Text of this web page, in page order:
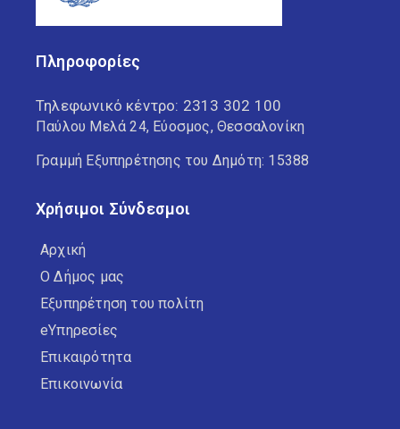
Πληροφορίες
Τηλεφωνικό κέντρο: 2313 302 100
Παύλου Μελά 24, Εύοσμος, Θεσσαλονίκη
Γραμμή Εξυπηρέτησης του Δημότη: 15388
Χρήσιμοι Σύνδεσμοι
Αρχική
Ο Δήμος μας
Εξυπηρέτηση του πολίτη
eΥπηρεσίες
Επικαιρότητα
Επικοινωνία